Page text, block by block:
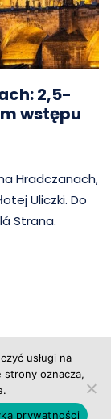
2,5-
wstępu
Hradczanach,
Uliczki. Do
Strana.
|
usługi na
strony oznacza,
prywatności